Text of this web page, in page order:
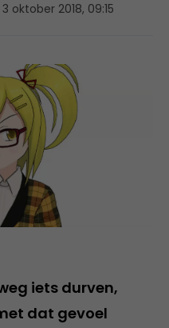
3 oktober 2018, 09:15
iets durven,
dat gevoel